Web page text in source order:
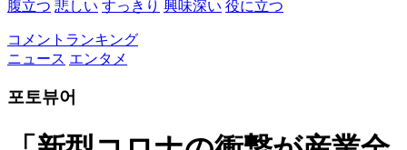
腹立つ 悲しい すっきり 興味深い 役に立つ
コメントランキング
ニュース エンタメ
포토뷰어